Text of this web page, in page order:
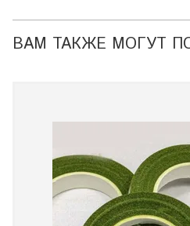
ВАМ ТАКЖЕ МОГУТ